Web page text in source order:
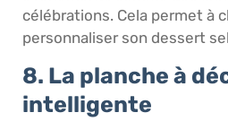
célébrations. Cela permet à
personnaliser son dessert
8. La planche à
intelligente